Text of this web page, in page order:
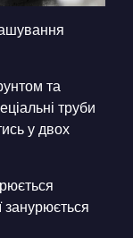
та
труби
у двох
занурюється